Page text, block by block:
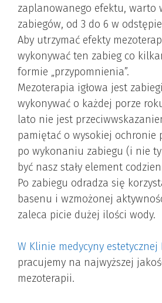
zaplanowanego efektu, warto
zabiegów, od 3 do 6 w
Aby utrzymać efekty
wykonywać ten zabieg co
formie „przypomnienia”.
Mezoterapia igłowa jest
wykonywać o każdej porze
lato nie jest
pamiętać o wysokiej ochronie
po wykonaniu zabiegu (i nie
być nasz stały element
Po zabiegu odradza się
basenu i wzmożonej
zaleca picie dużej ilości wody.
W Klinie medycyny estetycznej
pracujemy na najwyższej
mezoterapii.